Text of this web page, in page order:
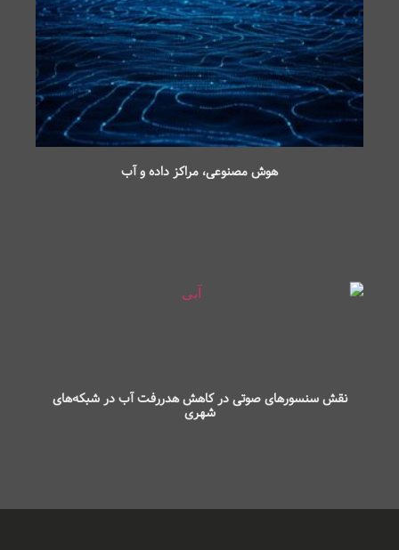
هوش مصنوعی، مراکز داده و آب
نقش سنسورهای صوتی در کاهش هدررفت آب در شبکه‌های
شهری